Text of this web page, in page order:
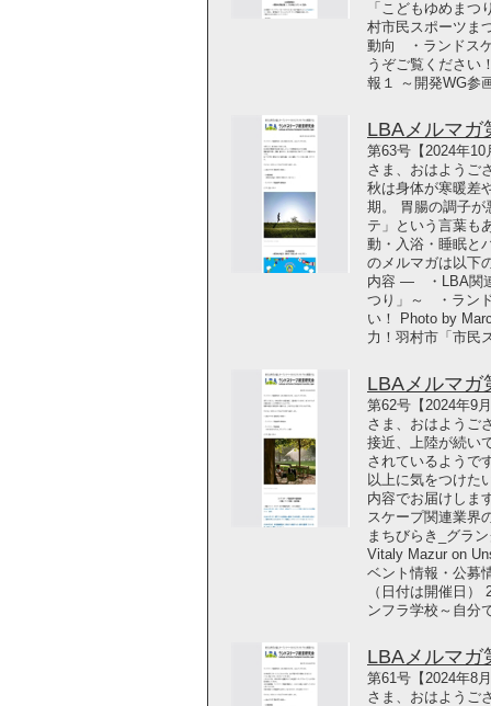
「こどもゆめま
村市民スポーツま
動向 ・ランドス
うぞご覧ください
報１ ～開発WG参
LBAメルマガ
第63号【2024年
さま、おはようご
秋は身体が寒暖差
期。 胃腸の調子が
テ」という言葉も
動・入浴・睡眠と
のメルマガは以下
内容 ― ・LBA関
つり」～ ・ラン
い！ Photo by
力！羽村市「市民
LBAメルマガ
第62号【2024年9
さま、おはようご
接近、上陸が続い
されているようで
以上に気をつけた
内容でお届けし
スケープ関連業
まちびらき_グラ
Vitaly Mazur on
ベント情報・公募
（日付は開催日
ンフラ学校～自分
LBAメルマガ
第61号【2024年8
さま、おはようご